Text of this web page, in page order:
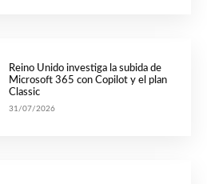
Reino Unido investiga la subida de
Microsoft 365 con Copilot y el plan
Classic
31/07/2026